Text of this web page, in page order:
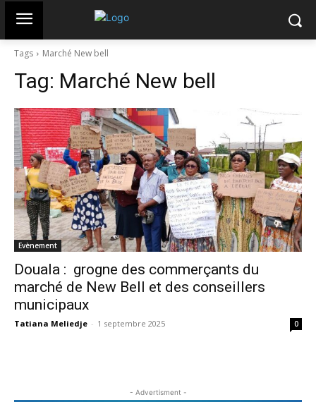
Tags Marché New bell
Tag: Marché New bell
Evènement
Douala : grogne des commerçants du
marché de New Bell et des conseillers
municipaux
Tatiana Meliedje - 1 septembre 2025 0
- Advertisment -